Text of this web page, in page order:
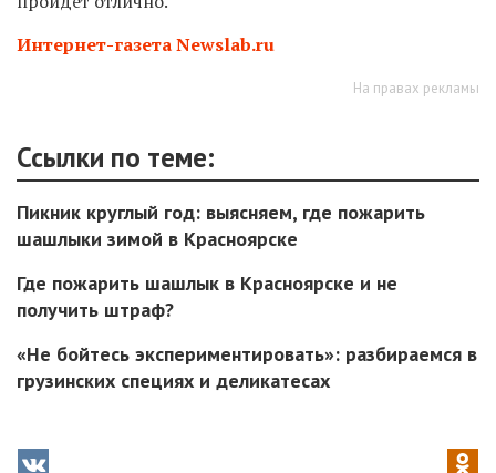
Интернет-газета Newslab.ru
На правах рекламы
Ссылки по теме:
Пикник круглый год: выясняем, где пожарить
шашлыки зимой в Красноярске
Где пожарить шашлык в Красноярске и не
получить штраф?
«Не бойтесь экспериментировать»: разбираемся в
грузинских специях и деликатесах